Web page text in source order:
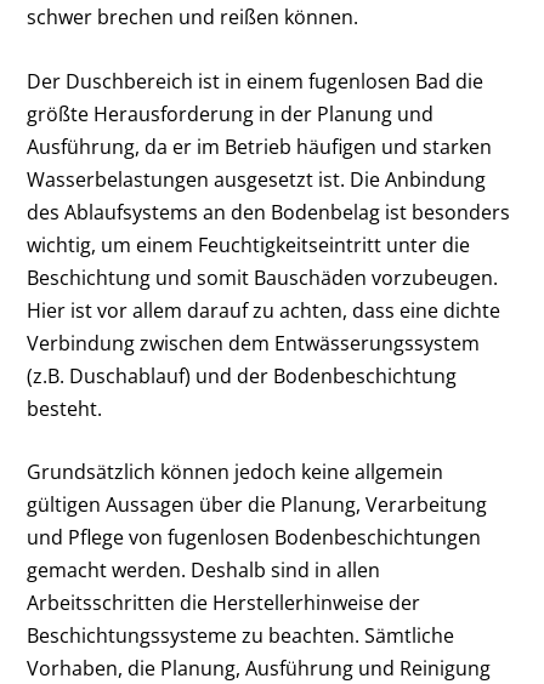
schwer brechen und reißen können.
Der Duschbereich ist in einem fugenlosen Bad die
größte Herausforderung in der Planung und
Ausführung, da er im Betrieb häufigen und starken
Wasserbelastungen ausgesetzt ist. Die Anbindung
des Ablaufsystems an den Bodenbelag ist besonders
wichtig, um einem Feuchtigkeitseintritt unter die
Beschichtung und somit Bauschäden vorzubeugen.
Hier ist vor allem darauf zu achten, dass eine dichte
Verbindung zwischen dem Entwässerungssystem
(z.B. Duschablauf) und der Bodenbeschichtung
besteht.
Grundsätzlich können jedoch keine allgemein
gültigen Aussagen über die Planung, Verarbeitung
und Pflege von fugenlosen Bodenbeschichtungen
gemacht werden. Deshalb sind in allen
Arbeitsschritten die Herstellerhinweise der
Beschichtungssysteme zu beachten. Sämtliche
Vorhaben, die Planung, Ausführung und Reinigung